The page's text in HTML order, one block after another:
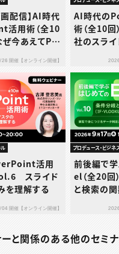
配信】AI時代
用術（全10
今あえてPo
開催【オンライン開催】
AI時代の
術（全10
社のスラ
ル
活用
スライド
を理解する
開催【オンライン開催】
プロデュース・ビジネ
前後編で
el（全20
と検索の関
で身につ
と関係のある他のセミ